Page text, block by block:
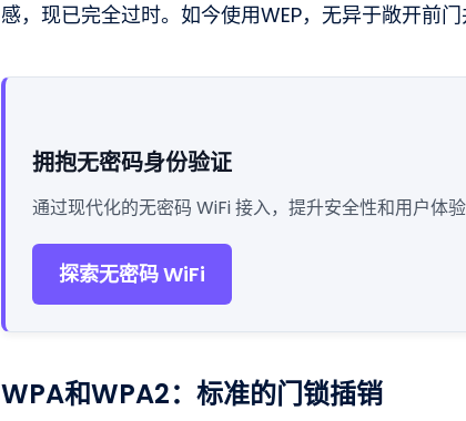
感，现已完全过时。如今使用WEP，无异于敞开前门
拥抱无密码身份验证
通过现代化的无密码 WiFi 接入，提升安全性和用户体
探索无密码 WiFi
WPA和WPA2：标准的门锁插销